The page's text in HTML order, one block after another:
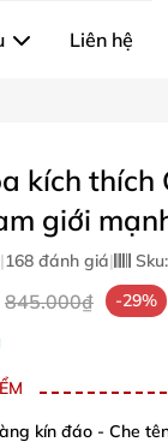
Liên hệ
kích
giới
|168 đánh giá| Sku:
845.000₫ -29%
kín đáo - Che